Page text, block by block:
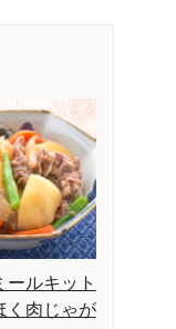
ールキット
く肉じゃが